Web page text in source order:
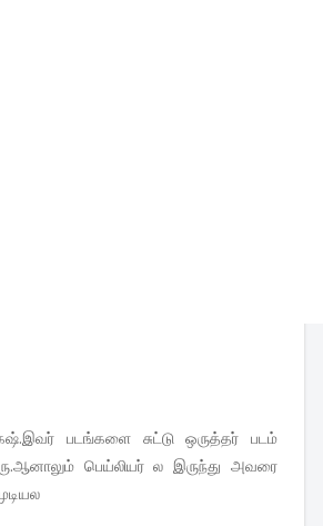
படங்களை சுட்டு ஒருத்தர் படம்
பெய்லியர் ல இருந்து அவரை